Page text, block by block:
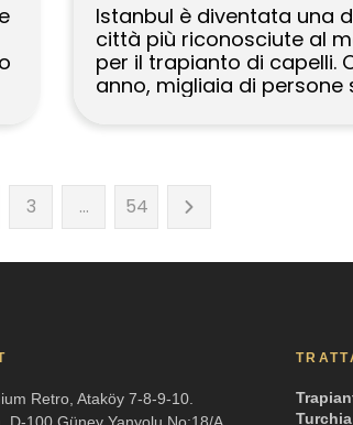
Istanbul è diventata una
città più riconosciute al
per il trapianto di capelli.
anno, migliaia di persone
della Turchia per
fiducia attraverso le
tecniche di ripristino dei
cliniche […]
3 … 54
Retro, Ataköy 7-8-9-10.
Turchia